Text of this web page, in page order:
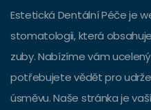
Estetická Dentální Péče je
stomatologii, která
zuby. Nabízíme vám
potřebujete vědět pro
úsměvu. Naše stránka je